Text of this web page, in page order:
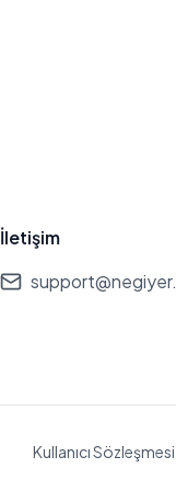
İletişim
Kullanıcı Sözleşmesi